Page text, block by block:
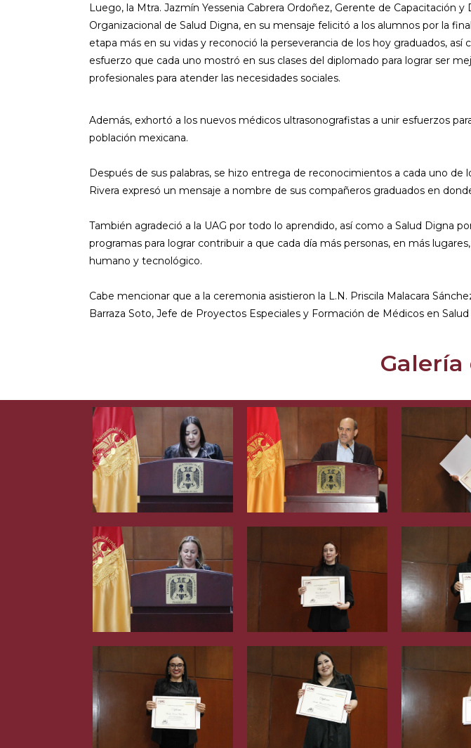
Luego, la Mtra. Jazmín Yessenia Cabrera Ordoñez, Gerente de Capacitación y
Organizacional de Salud Digna, en su mensaje felicitó a los alumnos por la
etapa más en su vidas y reconoció la perseverancia de los hoy graduados, así
esfuerzo que cada uno mostró en sus clases del diplomado para lograr ser
profesionales para atender las necesidades sociales.
Además, exhortó a los nuevos médicos ultrasonografistas a unir esfuerzos
población mexicana.
Después de sus palabras, se hizo entrega de reconocimientos a cada uno
Rivera expresó un mensaje a nombre de sus compañeros graduados en
También agradeció a la UAG por todo lo aprendido, así como a Salud Digna
programas para lograr contribuir a que cada día más personas, en más
humano y tecnológico.
Cabe mencionar que a la ceremonia asistieron la L.N. Priscila Malacara
Barraza Soto, Jefe de Proyectos Especiales y Formación de Médicos en
Galería